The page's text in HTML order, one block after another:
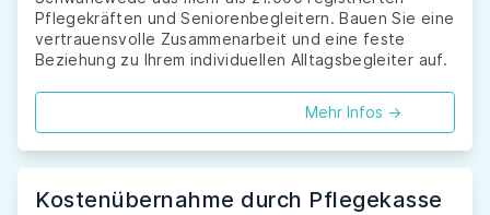
Pflegekräften und Seniorenbegleitern. Bauen Sie eine
vertrauensvolle Zusammenarbeit und eine feste
Beziehung zu Ihrem individuellen Alltagsbegleiter auf.
Mehr Infos ->
Kostenübernahme durch Pflegekasse